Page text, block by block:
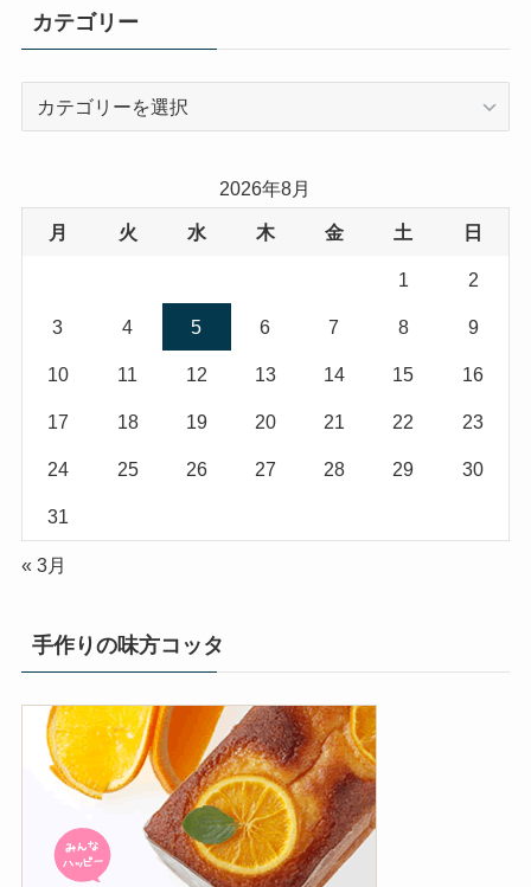
カテゴリー
ー
2026年8月
月 火 水 木 金 土 日
1 2
3 4 5 6 7 8 9
10 11 12 13 14 15 16
17 18 19 20 21 22 23
24 25 26 27 28 29 30
31
« 3月
手作りの味方コッタ